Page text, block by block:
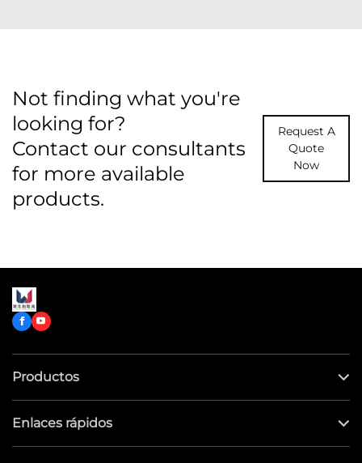
Not finding what you're
looking for?
Contact our consultants
for more available
products.
Request A
Quote
Now
Productos
Enlaces rápidos